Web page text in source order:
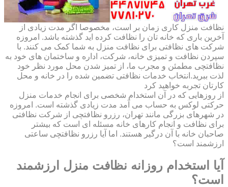
نظافت منزل کاری زمان بر است، مخصوصا اگر مدت زیادی از
آخرین باری که خانه تان را نظافت کرده اید گذشته باشد. امروزه
شرکت های نظافتی برای نظافت منزل به شما کمک می کنند. با
سپردن نظافت و تمیزی خانه، شرکت، اداره و ساختمان های خود به
نظافتچی مطمئن و مجرب ما، از تمیز شدن محل مورد نظر خود
لذت ببرید.انتخاب خدمات نظافتی تضمین شده را در خانه و محل
کارتان تجربه خواهید کرد
از روزهایی که در آن استخدام شخصی برای انجام خدمات منزل
حرکتی لوکس به حساب می آمد مدت زیادی گذشته است. امروزه
در شهرهای بزرگی مانند تهران، رزرو نظافتچی از شرکت نظافتی
برای نظافت و انجام کارهای خانه مسئله ای است که بیشتر
صاحبان خانه با آن درگیر هستند. اما آیا رزرو نظافتچی ساعتی
ارزشمند است؟
آیا استخدام روزانه نظافت منزل ارزشمند
است؟